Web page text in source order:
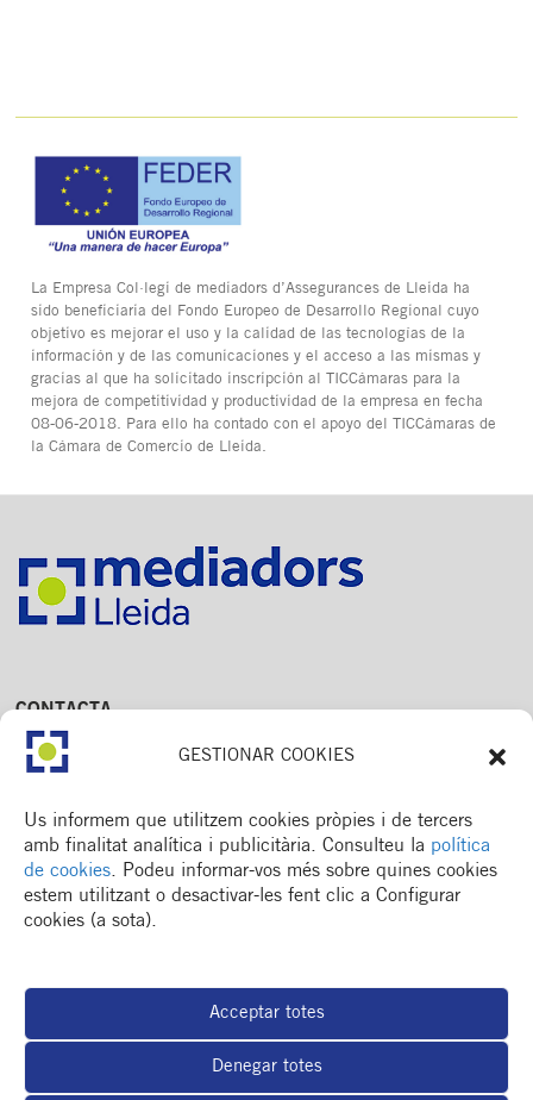
GESTIONAR COOKIES
Us informem que utilitzem cookies pròpies i de tercers
amb finalitat analítica i publicitària. Consulteu la política
de cookies. Podeu informar-vos més sobre quines cookies
estem utilitzant o desactivar-les fent clic a Configurar
cookies (a sota).
Acceptar totes
Denegar totes
La Empresa Col·legi de mediadors d’Assegurances de Lleida ha
sido beneficiaria del Fondo Europeo de Desarrollo Regional cuyo
objetivo es mejorar el uso y la calidad de las tecnologías de la
información y de las comunicaciones y el acceso a las mismas y
gracias al que ha solicitado inscripción al TICCámaras para la
mejora de competitividad y productividad de la empresa en fecha
08-06-2018. Para ello ha contado con el apoyo del TICCámaras de
la Cámara de Comercio de Lleida.
CONTACTA
Av. Dr. Fleming, 15,
2n. 1a
T. 973 245 133
M. 672 018 236
Col·legi
Formació / esdeveniments
Actualitat
Borsa de treball